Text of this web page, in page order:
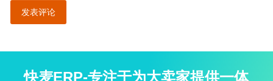
快麦ERP-专注于为大卖家提供一体